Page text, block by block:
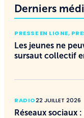
Derniers
PRESSE EN LIGNE,
Les jeunes ne
sursaut collectif
RADIO22 JUILLET 2026
Réseaux sociaux